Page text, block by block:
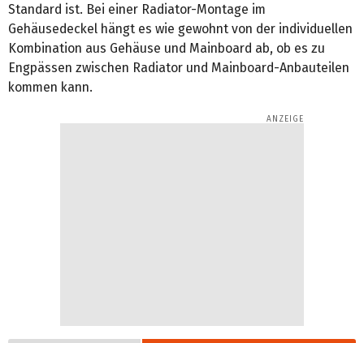
Standard ist. Bei einer Radiator-Montage im
Gehäusedeckel hängt es wie gewohnt von der individuellen
Kombination aus Gehäuse und Mainboard ab, ob es zu
Engpässen zwischen Radiator und Mainboard-Anbauteilen
kommen kann.